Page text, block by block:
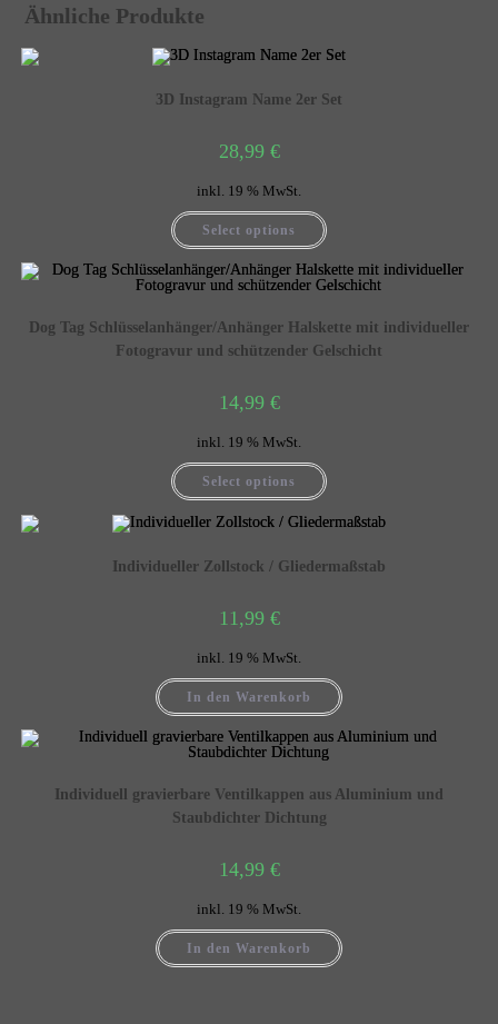
Ähnliche Produkte
3D Instagram Name 2er Set
28,99 €
inkl. 19 % MwSt.
Select options
Dog Tag Schlüsselanhänger/Anhänger Halskette mit individueller
Fotogravur und schützender Gelschicht
14,99 €
inkl. 19 % MwSt.
Select options
Individueller Zollstock / Gliedermaßstab
11,99 €
inkl. 19 % MwSt.
In den Warenkorb
Individuell gravierbare Ventilkappen aus Aluminium und
Staubdichter Dichtung
14,99 €
inkl. 19 % MwSt.
In den Warenkorb